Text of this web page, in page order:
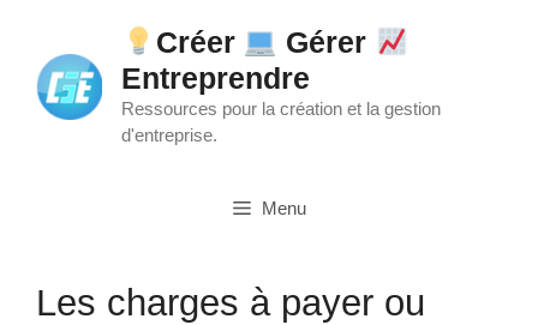
contenu
Créer
Gérer
Entreprendre
Ressources pour la création et la gestion
d'entreprise.
Menu
Les charges à payer ou